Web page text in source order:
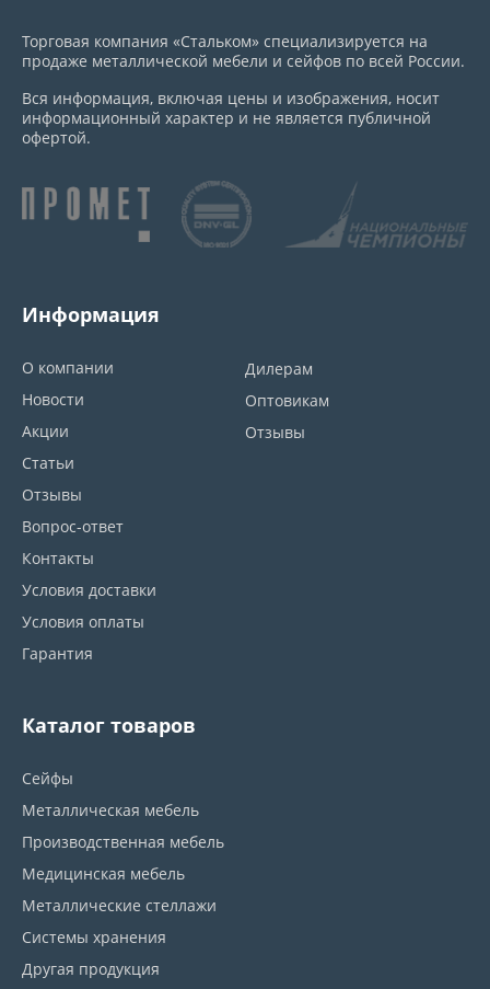
Торговая компания «Стальком» специализируется на
продаже металлической мебели и сейфов по всей России.
Вся информация, включая цены и изображения, носит
информационный характер и не является публичной
офертой.
Информация
О компании
Новости
Акции
Статьи
Отзывы
Вопрос-ответ
Контакты
Условия доставки
Условия оплаты
Гарантия
Дилерам
Оптовикам
Отзывы
Каталог товаров
Сейфы
Металлическая мебель
Производственная мебель
Медицинская мебель
Металлические стеллажи
Системы хранения
Другая продукция